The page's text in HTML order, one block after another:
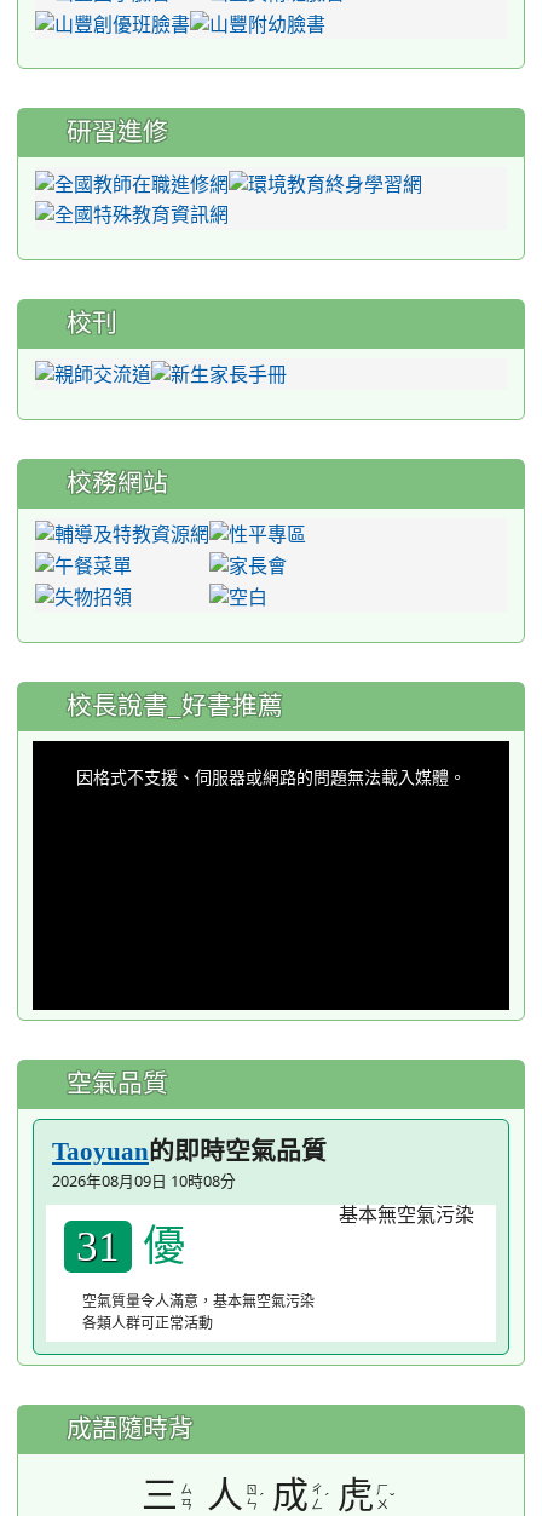
研習進修
校刊
校務網站
:::
校長說書_好書推薦
因格式不支援、伺服器或網路的問題無法載入媒體。
空氣品質
Taoyuan的即時空氣品質
2026年08月09日 10時08分
31 優
空氣質量令人滿意，基本無空氣污染
各類人群可正常活動
成語隨時背
三 ㄙ
ㄢ
人
ㄖ
ㄣ ˊ 成 ㄔ
ㄥ ˊ 虎 ㄏ
ㄨˇ